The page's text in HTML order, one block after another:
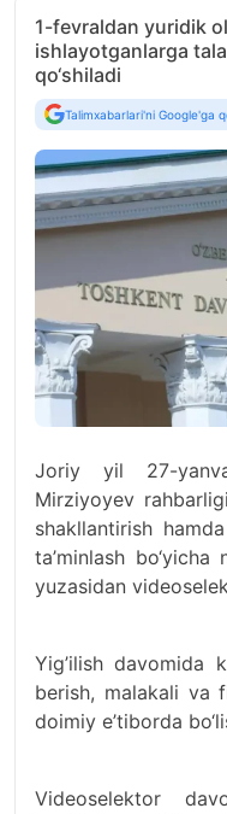
1-fevraldan yuridik
ishlayotganlarga
qo‘shiladi
Talimxabarlari'ni Google'ga
Joriy yil 27-
Mirziyoyev
shakllantirish
ta’minlash
yuzasidan
Yig’ilish davomida
berish, malakali va
doimiy e’tiborda
Videoselektor